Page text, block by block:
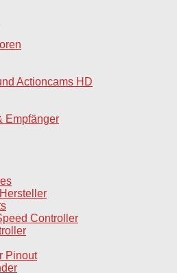
Actioncams HD
Empfänger
Controller
Pinout